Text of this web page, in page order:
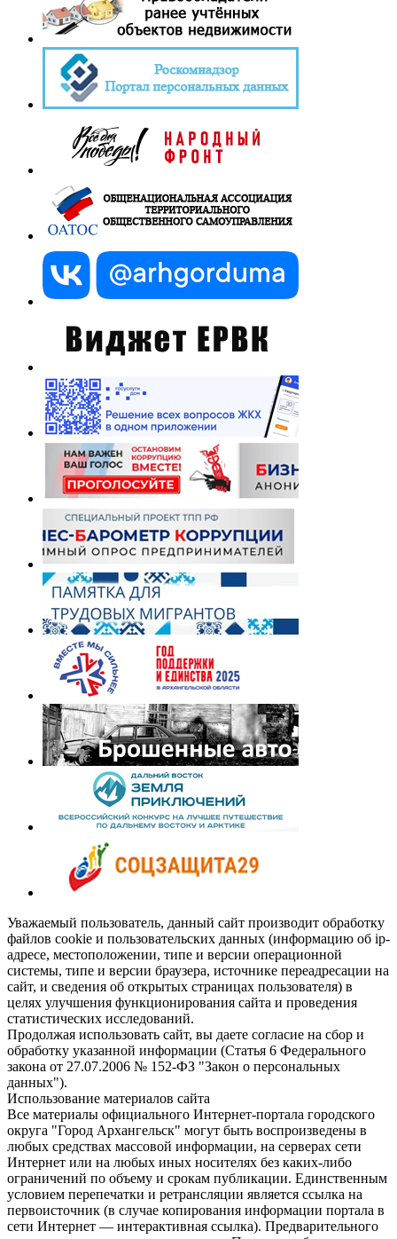
Уважаемый пользователь, данный сайт производит обработку
файлов cookie и пользовательских данных (информацию об ip-
адресе, местоположении, типе и версии операционной
системы, типе и версии браузера, источнике переадресации на
сайт, и сведения об открытых страницах пользователя) в
целях улучшения функционирования сайта и проведения
статистических исследований.
Продолжая использовать сайт, вы даете согласие на сбор и
обработку указанной информации (Статья 6 Федерального
закона от 27.07.2006 № 152-ФЗ "Закон о персональных
данных").
Использование материалов сайта
Все материалы официального Интернет-портала городского
округа "Город Архангельск" могут быть воспроизведены в
любых средствах массовой информации, на серверах сети
Интернет или на любых иных носителях без каких-либо
ограничений по объему и срокам публикации. Единственным
условием перепечатки и ретрансляции является ссылка на
первоисточник (в случае копирования информации портала в
сети Интернет — интерактивная ссылка). Предварительного